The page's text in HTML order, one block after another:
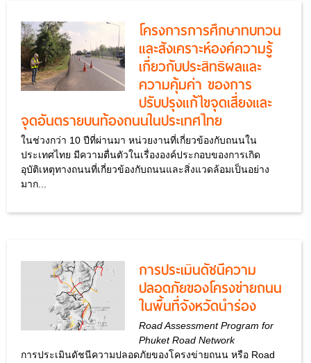
โครงการการศึกษาทบทวน
และสังเคราะห์องค์ความรู้
เกี่ยวกับประสิทธิผลและ
ความคุ้มค่า ของการ
ปรับปรุงแก้ไขจุดเสี่ยงและ
จุดอันตรายบนท้องถนนในประเทศไทย
ในช่วงกว่า 10 ปีที่ผ่านมา หน่วยงานที่เกี่ยวข้องกับถนนใน
ประเทศไทย มีความตื่นตัวในเรื่ององค์ประกอบของการเกิด
อุบัติเหตุทางถนนที่เกี่ยวข้องกับถนนและสิ่งแวดล้อมเป็นอย่าง
มาก...
การประเมินดัชนีความ
ปลอดภัยของโครงข่ายถนน
ในพื้นที่จังหวัดนำร่อง
Road Assessment Program for
Phuket Road Network
การประเมินดัชนีความปลอดภัยของโครงข่ายถนน หรือ Road